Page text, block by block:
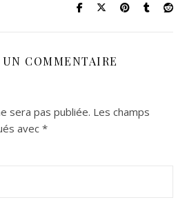
COMMENTAIRE
sera pas publiée. Les champs
avec *